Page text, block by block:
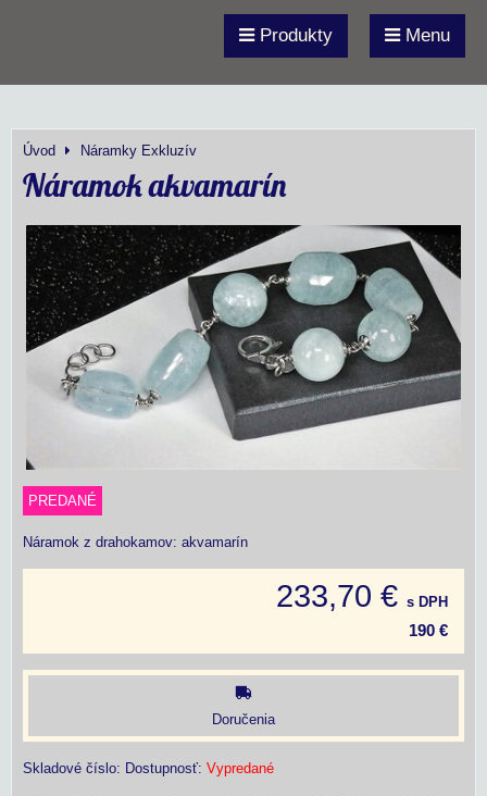
Produkty Menu
Úvod Náramky Exkluzív
Náramok akvamarín
PREDANÉ
Náramok z drahokamov: akvamarín
233,70 € s DPH
190 €
Doručenia
Skladové číslo: Dostupnosť: Vypredané